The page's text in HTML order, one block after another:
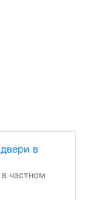
частном